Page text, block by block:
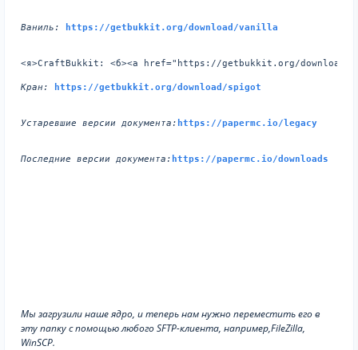
Ваниль: https://getbukkit.org/download/vanilla
<я>CraftBukkit: <б><а href="https://getbukkit.org/
Кран: https://getbukkit.org/download/spigot
Устаревшие версии документа: https://papermc.io/legacy
Последние версии документа: https://papermc.io/downloads
Мы загрузили наше ядро, и теперь нам нужно переместить его в
эту папку с помощью любого SFTP-клиента, например,FileZilla,
WinSCP.